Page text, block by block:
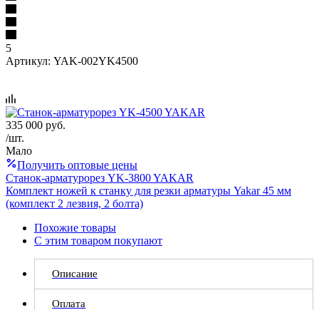
5
Артикул: YAK-002YK4500
335 000 руб.
/шт.
Мало
Получить оптовые цены
Станок-арматурорез YK-3800 YAKAR
Комплект ножей к станку для резки арматуры Yakar 45 мм
(комплект 2 лезвия, 2 болта)
Похожие товары
С этим товаром покупают
Описание
Оплата